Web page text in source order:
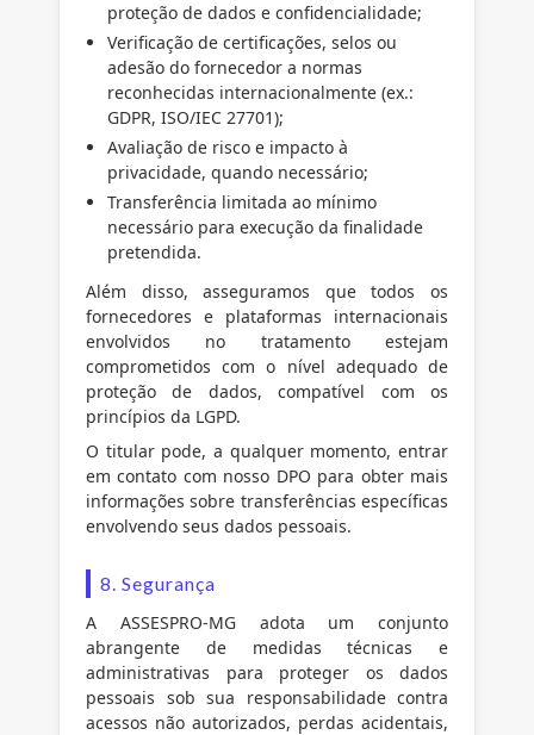
proteção de dados e confidencialidade;
Verificação de certificações, selos ou
adesão do fornecedor a normas
reconhecidas internacionalmente (ex.:
GDPR, ISO/IEC 27701);
Avaliação de risco e impacto à
privacidade, quando necessário;
Transferência limitada ao mínimo
necessário para execução da finalidade
pretendida.
Além disso, asseguramos que todos os
fornecedores e plataformas internacionais
envolvidos no tratamento estejam
comprometidos com o nível adequado de
proteção de dados, compatível com os
princípios da LGPD.
O titular pode, a qualquer momento, entrar
em contato com nosso DPO para obter mais
informações sobre transferências específicas
envolvendo seus dados pessoais.
8. Segurança
A ASSESPRO-MG adota um conjunto
abrangente de medidas técnicas e
administrativas para proteger os dados
pessoais sob sua responsabilidade contra
acessos não autorizados, perdas acidentais,